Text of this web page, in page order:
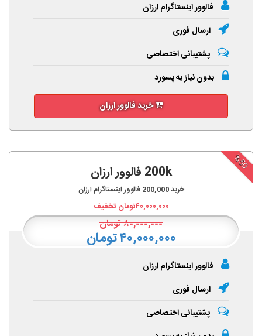
فالوور اینستاگرام ارزان
ارسال فوری
پشتیبانی اختصاصی
بدون نیاز به پسورد
خرید فالوور ارزان
%50
200k فالوور ارزان
خرید200,000 فالوور اینستاگرام ارزان
۴۰,۰۰۰,۰۰۰تومان تخفیف
۸۰,۰۰۰,۰۰۰تومان
۴۰,۰۰۰,۰۰۰ تومان
فالوور اینستاگرام ارزان
ارسال فوری
پشتیبانی اختصاصی